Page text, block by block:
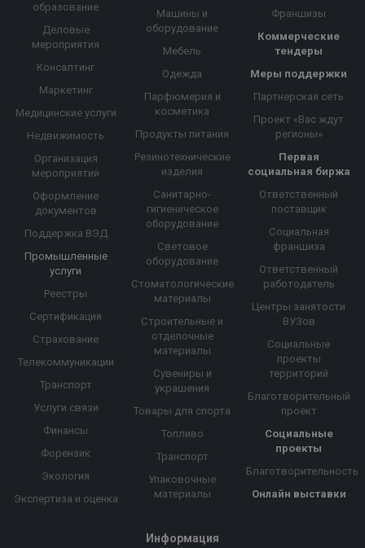
образование
Деловые
мероприятия
Консалтинг
Маркетинг
Медицинские услуги
Недвижимость
Организация
мероприятий
Оформление
документов
Поддержка ВЭД
Промышленные
услуги
Реестры
Сертификация
Страхование
Телекоммуникации
Транспорт
Услуги связи
Финансы
Форензик
Экология
Экспертиза и оценка
Машины и
оборудование
Мебель
Одежда
Парфюмерия и
косметика
Продукты питания
Резинотехнические
изделия
Санитарно-
гигиеническое
оборудование
Световое
оборудование
Стоматологические
материалы
Строительные и
отделочные
материалы
Сувениры и
украшения
Товары для спорта
Топливо
Транспорт
Упаковочные
материалы
Франшизы
Коммерческие
тендеры
Меры поддержки
Партнерская сеть
Проект «Вас ждут
регионы»
Первая
социальная биржа
Ответственный
поставщик
Социальная
франшиза
Ответственный
работодатель
Центры занятости
ВУЗов
Социальные
проекты
территорий
Благотворительный
проект
Социальные
проекты
Благотворительность
Онлайн выставки
Информация